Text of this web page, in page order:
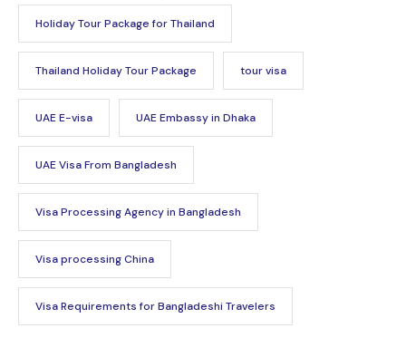
Holiday Tour Package for Thailand
Thailand Holiday Tour Package tour visa
UAE E-visa UAE Embassy in Dhaka
UAE Visa From Bangladesh
Visa Processing Agency in Bangladesh
Visa processing China
Visa Requirements for Bangladeshi Travelers